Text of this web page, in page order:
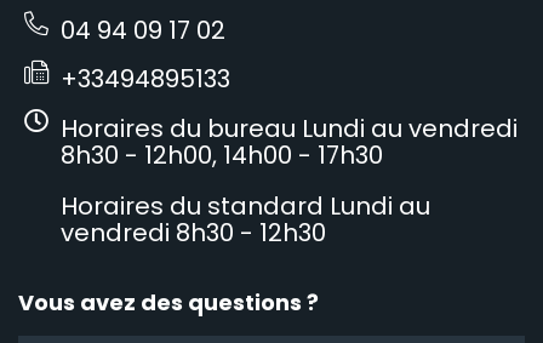
04 94 09 17 02
+33494895133
Horaires du bureau Lundi au vendredi
8h30 - 12h00, 14h00 - 17h30
Horaires du standard Lundi au
vendredi 8h30 - 12h30
Vous avez des questions ?